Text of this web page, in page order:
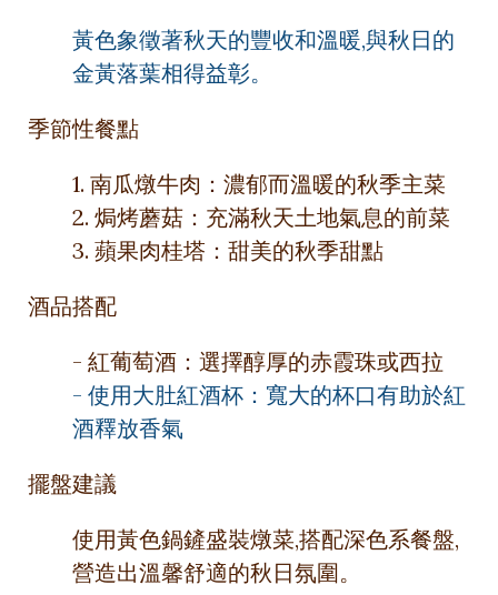
黃色象徵著秋天的豐收和溫暖,與秋日的
金黃落葉相得益彰。
季節性餐點
1. 南瓜燉牛肉：濃郁而溫暖的秋季主菜
2. 焗烤蘑菇：充滿秋天土地氣息的前菜
3. 蘋果肉桂塔：甜美的秋季甜點
酒品搭配
- 紅葡萄酒：選擇醇厚的赤霞珠或西拉
- 使用大肚紅酒杯：寬大的杯口有助於紅
酒釋放香氣
擺盤建議
使用黃色鍋鏟盛裝燉菜,搭配深色系餐盤,
營造出溫馨舒適的秋日氛圍。